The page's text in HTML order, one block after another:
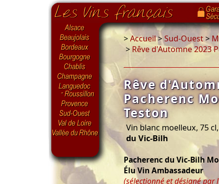
>Accueil>Sud-Ouest>
> Rêve d'Automne 2023
Rêve
Pacherenc
Teston
Vin blanc moelleux, 75
du Vic-Bilh
Pacherenc du Vic-Bilh
Élu Vin Ambassadeur
(sélectionné et désigné